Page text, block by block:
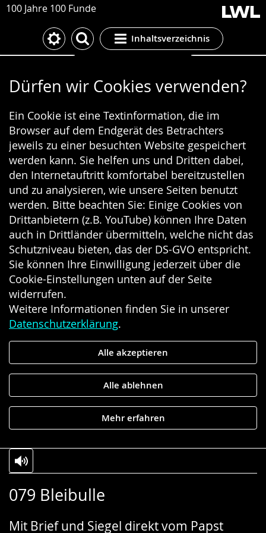
100 Jahre 100 Funde
Inhaltsverzeichnis
Cookie-Einstellungen
Dürfen wir Cookies verwenden?
Ein Cookie ist eine Textinformation, die im
Browser auf dem Endgerät des Betrachters
jeweils zu einer besuchten Website gespeichert
werden kann. Sie helfen uns und Dritten dabei,
den Internetauftritt komfortabel bereitzustellen
und zu analysieren, wie unsere Seiten benutzt
werden. Bitte beachten Sie: Einige Cookies von
Drittanbietern (z.B. YouTube) können Ihre Daten
auch in Drittländer übermitteln, welche nicht das
Schutzniveau bieten, das der DS-GVO entspricht.
Sie können Ihre Einwilligung jederzeit über die
Cookie-Einstellungen unten auf der Seite
widerrufen.
Weitere Informationen finden Sie in unserer
Datenschutzerklärung.
Alle akzeptieren
Alle ablehnen
Mehr erfahren
079 Bleibulle
Mit Brief und Siegel direkt vom Papst
Leichten
Audio-
Video